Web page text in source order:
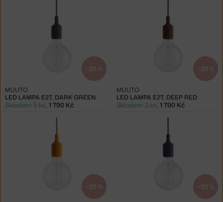
−20 %
LED LAMPA E27, DARK GREEN
MUUTO
Skladem 5 ks, 1 790 Kč
−20 %
LED LAMPA E27, DEEP RED
MUUTO
Skladem 2 ks, 1 790 Kč
−20 % −20 %